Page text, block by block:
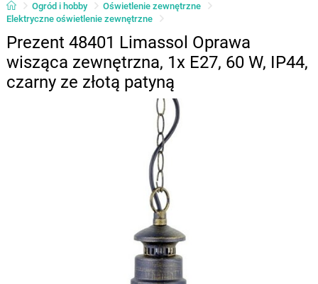
Ogród i hobby
Oświetlenie zewnętrzne
Elektryczne oświetlenie zewnętrzne
Prezent 48401 Limassol Oprawa
wisząca zewnętrzna, 1x E27, 60 W, IP44,
czarny ze złotą patyną